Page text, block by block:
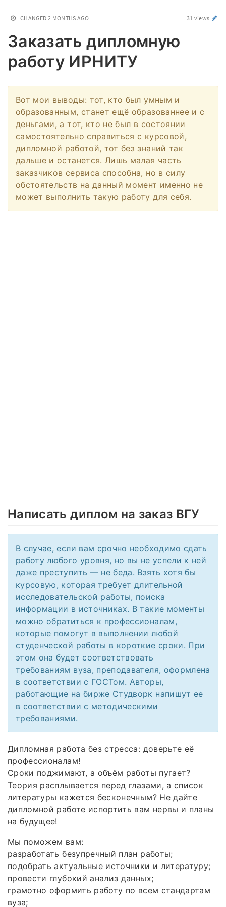
CHANGED 2 MONTHS AGO 31 views
Заказать дипломную
работу ИРНИТУ
Вот мои выводы: тот, кто был умным и
образованным, станет ещё образованнее и с
деньгами, а тот, кто не был в состоянии
самостоятельно справиться с курсовой,
дипломной работой, тот без знаний так
дальше и останется. Лишь малая часть
заказчиков сервиса способна, но в силу
обстоятельств на данный момент именно не
может выполнить такую работу для себя.
Написать диплом на заказ ВГУ
В случае, если вам срочно необходимо сдать
работу любого уровня, но вы не успели к ней
даже преступить — не беда. Взять хотя бы
курсовую, которая требует длительной
исследовательской работы, поиска
информации в источниках. В такие моменты
можно обратиться к профессионалам,
которые помогут в выполнении любой
студенческой работы в короткие сроки. При
этом она будет соответствовать
требованиям вуза, преподавателя, оформлена
в соответствии с ГОСТом. Авторы,
работающие на бирже Студворк напишут ее
в соответствии с методическими
требованиями.
Дипломная работа без стресса: доверьте её
профессионалам!
Сроки поджимают, а объём работы пугает?
Теория расплывается перед глазами, а список
литературы кажется бесконечным? Не дайте
дипломной работе испортить вам нервы и планы
на будущее!
Мы поможем вам:
разработать безупречный план работы;
подобрать актуальные источники и литературу;
провести глубокий анализ данных;
грамотно оформить работу по всем стандартам
вуза;